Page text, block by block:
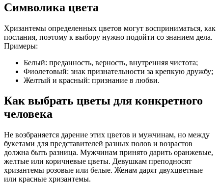
Символика цвета
Хризантемы определенных цветов могут восприниматься, как
послания, поэтому к выбору нужно подойти со знанием дела.
Примеры:
Белый: преданность, верность, внутренняя чистота;
Фиолетовый: знак признательности за крепкую дружбу;
Желтый и красный: признание в любви.
Как выбрать цветы для конкретного
человека
Не возбраняется дарение этих цветов и мужчинам, но между
букетами для представителей разных полов и возрастов
должна быть разница. Мужчинам принято дарить оранжевые,
желтые или коричневые цветы. Девушкам преподносят
хризантемы розовые или белые. Женам дарят двухцветные
или красные хризантемы.